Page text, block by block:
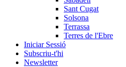
Sant Cugat
Solsona
Terrassa
Terres de l'Ebre
Iniciar Sessió
Subscriu-t'hi
Newsletter